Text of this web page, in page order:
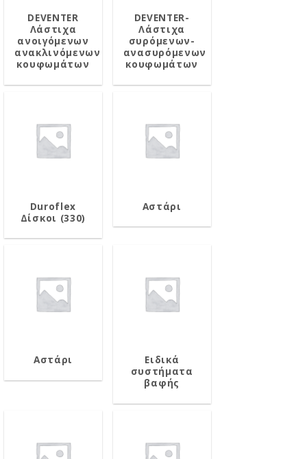
DEVENTER
Λάστιχα
ανοιγόμενων
ανακλινόμενων
κουφωμάτων
DEVENTER-
Λάστιχα
συρόμενων-
ανασυρόμενων
κουφωμάτων
Duroflex
Δίσκοι (330)
Αστάρι
Αστάρι
Ειδικά
συστήματα
βαφής